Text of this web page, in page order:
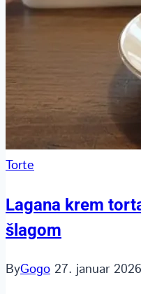
Torte
Lagana krem
šlagom
ByGogo 27. januar